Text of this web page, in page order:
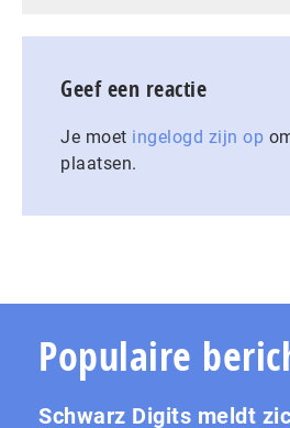
Geef een reactie
Je moet ingelogd zijn op
plaatsen.
Populaire
Schwarz Digits meldt